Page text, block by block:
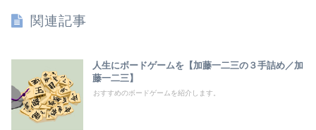
関連記事
人生にボードゲームを【加藤一二三の３手詰め／加
藤一二三】
おすすめのボードゲームを紹介します。